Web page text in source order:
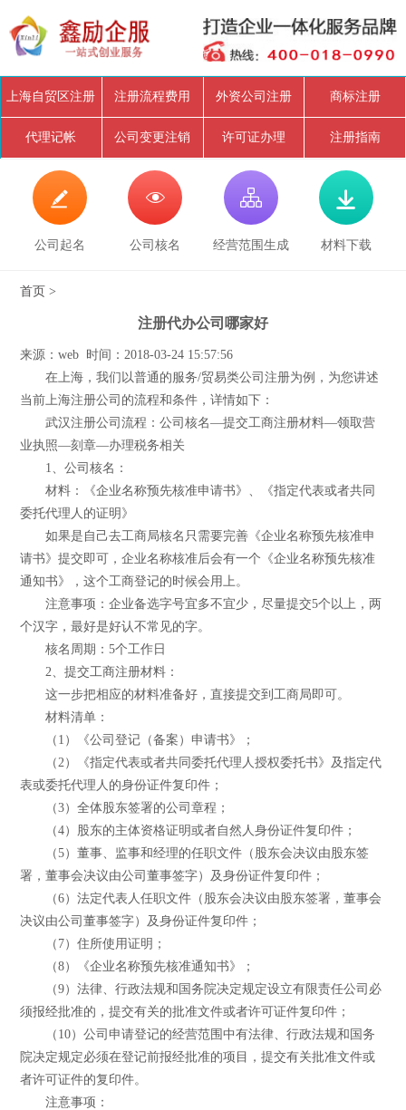
上海自贸区注册 注册流程费用 外资公司注册 商标注册
代理记帐 公司变更注销 许可证办理 注册指南

公司起名

公司核名

经营范围生成

材料下载
首页 >
注册代办公司哪家好
来源：web 时间：2018-03-24 15:57:56
在上海，我们以普通的服务/贸易类公司注册为例，为您讲述
当前上海注册公司的流程和条件，详情如下：
武汉注册公司流程：公司核名—提交工商注册材料—领取营
业执照—刻章—办理税务相关
1、公司核名：
材料：《企业名称预先核准申请书》、《指定代表或者共同
委托代理人的证明》
如果是自己去工商局核名只需要完善《企业名称预先核准申
请书》提交即可，企业名称核准后会有一个《企业名称预先核准
通知书》，这个工商登记的时候会用上。
注意事项：企业备选字号宜多不宜少，尽量提交5个以上，两
个汉字，最好是好认不常见的字。
核名周期：5个工作日
2、提交工商注册材料：
这一步把相应的材料准备好，直接提交到工商局即可。
材料清单：
（1）《公司登记（备案）申请书》；
（2）《指定代表或者共同委托代理人授权委托书》及指定代
表或委托代理人的身份证件复印件；
（3）全体股东签署的公司章程；
（4）股东的主体资格证明或者自然人身份证件复印件；
（5）董事、监事和经理的任职文件（股东会决议由股东签
署，董事会决议由公司董事签字）及身份证件复印件；
（6）法定代表人任职文件（股东会决议由股东签署，董事会
决议由公司董事签字）及身份证件复印件；
（7）住所使用证明；
（8）《企业名称预先核准通知书》；
（9）法律、行政法规和国务院决定规定设立有限责任公司必
须报经批准的，提交有关的批准文件或者许可证件复印件；
（10）公司申请登记的经营范围中有法律、行政法规和国务
院决定规定必须在登记前报经批准的项目，提交有关批准文件或
者许可证件的复印件。
注意事项：